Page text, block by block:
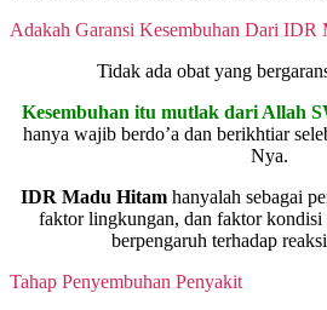
Adakah Garansi Kesembuhan Dari IDR
Tidak ada obat yang
Kesembuhan itu mutlak dari Allah
hanya wajib berdo’a dan berikhtiar
Nya.
IDR Madu Hitam hanyalah sebagai
faktor lingkungan, dan faktor kondisi
berpengaruh terhadap
Tahap Penyembuhan Penyakit